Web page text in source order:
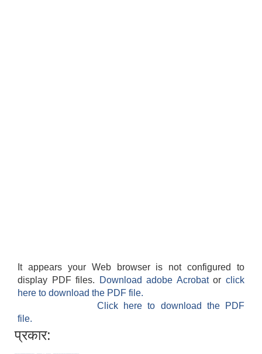
It appears your Web browser is not configured to
display PDF files.
Download adobe Acrobatorclick
here to download the PDF file.
Click here to download the PDF
file.
प्रकार: